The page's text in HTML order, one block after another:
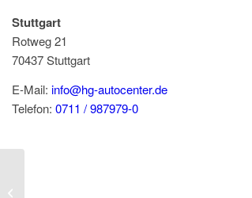
Stuttgart
Rotweg 21
70437Stuttgart
E-Mail: info@hg-autocenter.de
Telefon: 0711 / 987979-0